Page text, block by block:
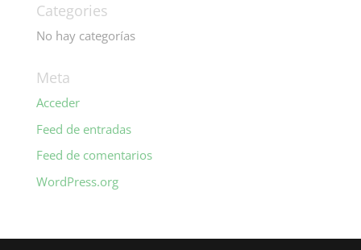
Categories
No hay categorías
Meta
Acceder
Feed de entradas
Feed de comentarios
WordPress.org